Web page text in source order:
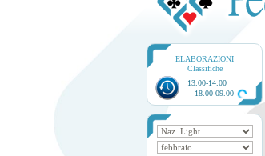
ELABORAZIONI
Classifiche
13.00-14.00
18.00-09.00